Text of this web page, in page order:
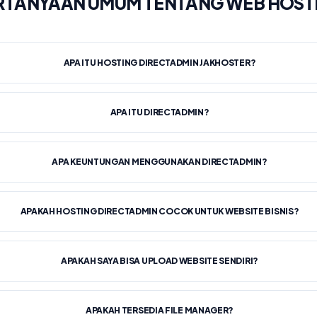
APA ITU HOSTING DIRECTADMIN JAKHOSTER?
APA ITU DIRECTADMIN?
APA KEUNTUNGAN MENGGUNAKAN DIRECTADMIN?
APAKAH HOSTING DIRECTADMIN COCOK UNTUK WEBSITE BISNIS?
APAKAH SAYA BISA UPLOAD WEBSITE SENDIRI?
APAKAH TERSEDIA FILE MANAGER?